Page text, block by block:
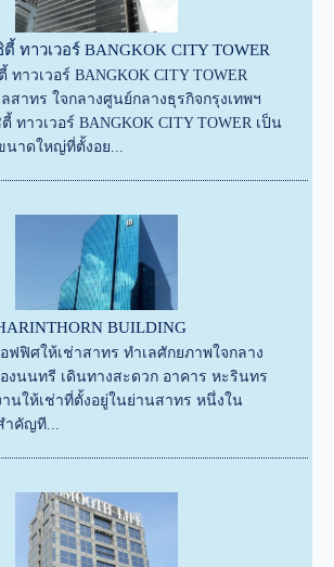
ทาวเวอร์ BANGKOK CITY TOWER
ทาวเวอร์ BANGKOK CITY TOWER
สาทร ใจกลางศูนย์กลางธุรกิจกรุงเทพฯ
ทาวเวอร์ BANGKOK CITY TOWER เป็น
าดใหญ่ที่ตั้งอย...
BUILDING
ฟฟิศให้เช่าสาทร ทำเลศักยภาพใจกลาง
งนนทรี เดินทางสะดวก อาคาร หะรินทร
นให้เช่าที่ตั้งอยู่ในย่านสาทร หนึ่งใน
คัญที...